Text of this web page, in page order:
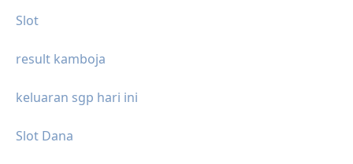
Slot
result kamboja
keluaran sgp hari ini
Slot Dana